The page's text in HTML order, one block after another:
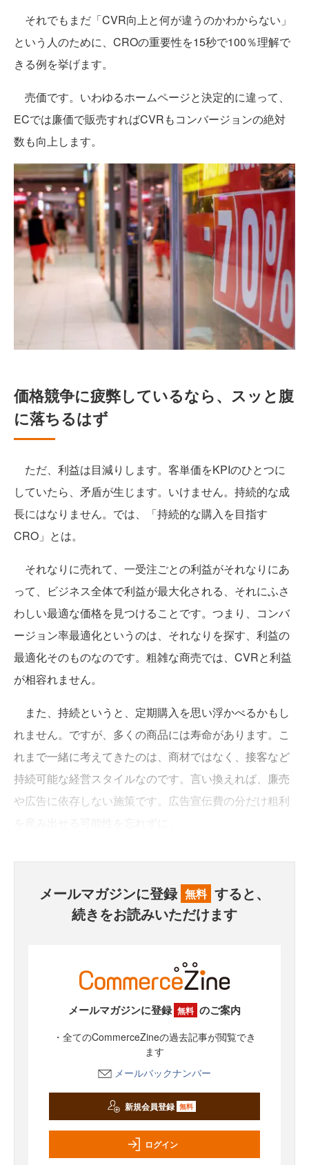
それでもまだ「CVR向上と何が違うのかわからない」
という人のために、CROの重要性を15秒で100％理解で
きる例を挙げます。
売価です。いわゆるホームページと決定的に違って、
ECでは廉価で販売すればCVRもコンバージョンの絶対
数も向上します。
価格競争に疲弊しているなら、スッと腹
に落ちるはず
ただ、利益は目減りします。客単価をKPIのひとつに
していたら、矛盾が生じます。いけません。持続的な成
長にはなりません。では、「持続的な購入を目指す
CRO」とは。
それなりに売れて、一受注ごとの利益がそれなりにあ
って、ビジネス全体で利益が最大化される、それにふさ
わしい最適な価格を見つけることです。つまり、コンバ
ージョン率最適化というのは、それなりを探す、利益の
最適化そのものなのです。粗雑な商売では、CVRと利益
が相容れません。
また、持続というと、定期購入を思い浮かべるかもし
れません。ですが、多くの商品には寿命があります。こ
れまで一緒に考えてきたのは、商材ではなく、接客など
持続可能な経営スタイルなのです。言い換えれば、廉売
や広告に依存しない施策です。広告宣伝費の分だけ粗利
メールマガジンに登録 無料 すると、
続きをお読みいただけます
メールマガジンに登録 無料 のご案内
・全てのCommerceZineの過去記事が閲覧でき
ます
メールバックナンバー
新規会員登録 無料
ログイン